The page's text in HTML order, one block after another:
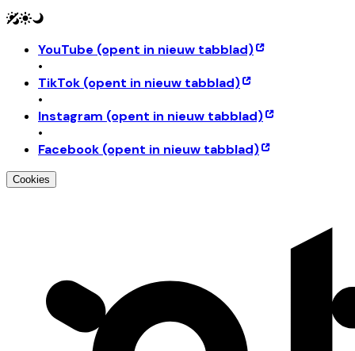
YouTube (opent in nieuw tabblad)
•
TikTok (opent in nieuw tabblad)
•
Instagram (opent in nieuw tabblad)
•
Facebook (opent in nieuw tabblad)
Cookies